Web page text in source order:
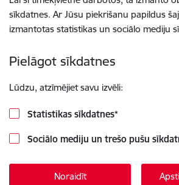
sīkdatnes. Ar Jūsu piekrišanu papildus
izmantotas statistikas un sociālo mediju
Pielāgot sīkdatnes
Lūdzu, atzīmējiet savu izvēli:
Statistikas sīkdatnes*
Sociālo mediju un trešo pušu
Noraidīt